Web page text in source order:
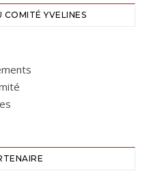
COMITÉ YVELINES